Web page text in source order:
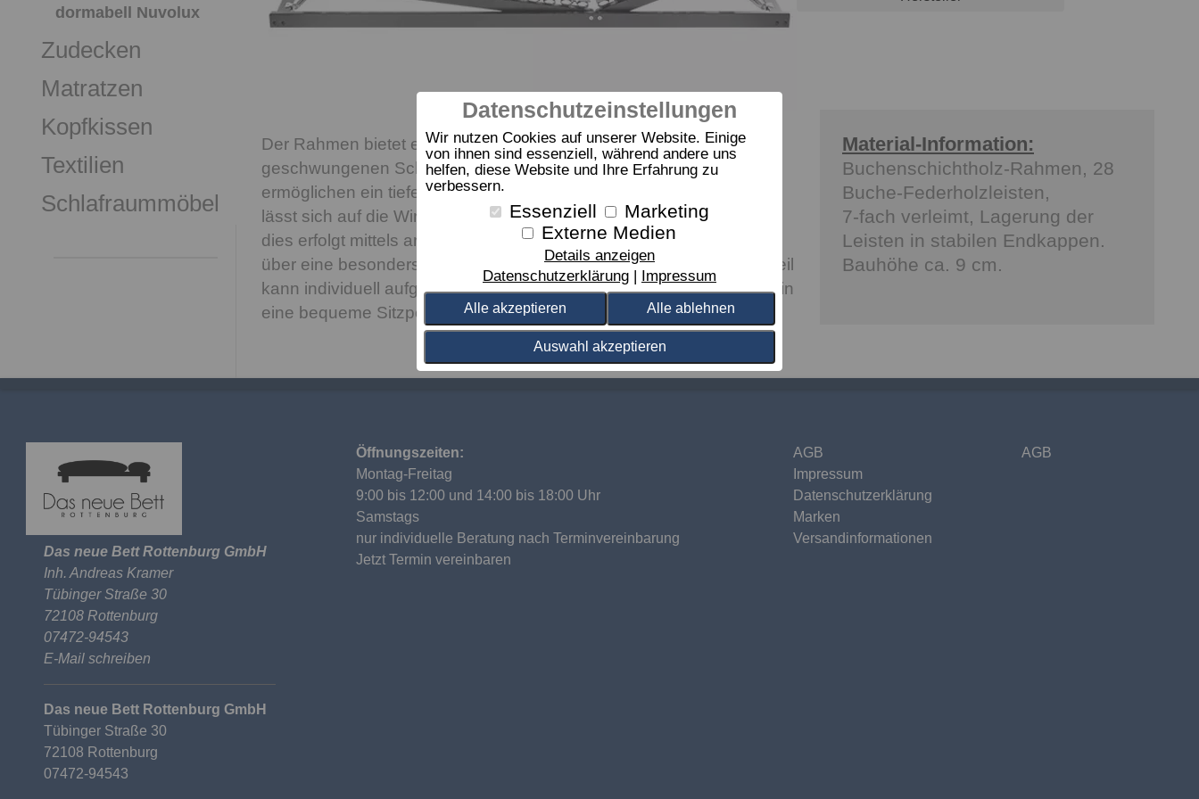
Datenschutzeinstellungen
Wir nutzen Cookies auf unserer Website. Einige
von ihnen sind essenziell, während andere uns
helfen, diese Website und Ihre Erfahrung zu
verbessern.
Essenziell
Marketing
Externe Medien
Details anzeigen
Datenschutzerklärung
Impressum
Alle akzeptieren Alle ablehnen
Auswahl akzeptieren
dormabell Nuvolux
Zudecken
Matratzen
Kopfkissen
Textilien
Schlafraummöbel
Der Rahmen bietet ein sehr gutes Preis-Leistungs-Verhältnis. Die
geschwungenen Schulterleisten
ermöglichen ein tiefes Eintauchen in der Seitenlage. Die Mittelzone
lässt sich auf die Wirbelsäulenform und Wunschfestigkeit einstellen,
dies erfolgt mittels arretierbarer MZV-Schieber. Der Rahmen verfügt
über eine besonders komfortable Schulterzone. Das lange Rückenteil
kann individuell aufgestellt werden, von einer leichten Erhöhung bis in
eine bequeme Sitzposition. Das Fußteil ist ebenfalls verstellbar.
Material-Information:
Buchenschichtholz-Rahmen, 28
Buche-Federholzleisten,
7-fach verleimt, Lagerung der
Leisten in stabilen Endkappen.
Bauhöhe ca. 9 cm.
Das neue Bett Rottenburg GmbH
Inh. Andreas Kramer
Tübinger Straße 30
72108 Rottenburg
07472-94543
E-Mail schreiben
Das neue Bett Rottenburg GmbH
Tübinger Straße 30
72108 Rottenburg
07472-94543
Öffnungszeiten:
Montag-Freitag
9:00 bis 12:00 und 14:00 bis 18:00 Uhr
Samstags
nur individuelle Beratung nach Terminvereinbarung
Jetzt Termin vereinbaren
AGB
Impressum
Datenschutzerklärung
Marken
Versandinformationen
AGB